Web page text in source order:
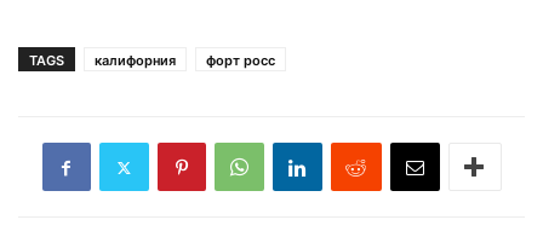
TAGS калифорния форт росс